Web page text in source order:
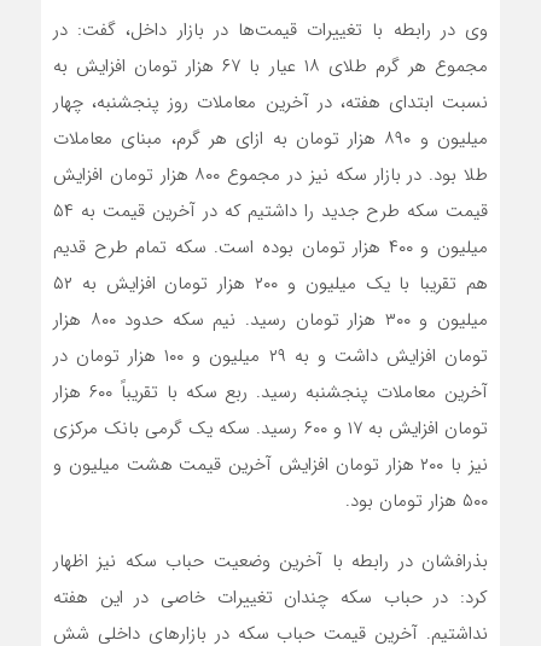
وی در رابطه با تغییرات قیمت‌ها در بازار داخل، گفت: در
مجموع هر گرم طلای ۱۸ عیار با ۶۷ هزار تومان افزایش به
نسبت ابتدای هفته، در آخرین معاملات روز پنجشنبه، چهار
میلیون و ٨٩٠ هزار تومان به ازای هر گرم، مبنای معاملات
طلا بود. در بازار سکه نیز در مجموع ۸۰۰ هزار تومان افزایش
قیمت سکه طرح جدید را داشتیم که در آخرین قیمت به ۵۴
میلیون و ۴۰۰ هزار تومان بوده است. سکه تمام طرح قدیم
هم تقریبا با یک میلیون و ٢٠٠ هزار تومان افزایش به ۵۲
میلیون و ۳۰۰ هزار تومان رسید. نیم سکه حدود ۸۰۰ هزار
تومان افزایش داشت و به ۲۹ میلیون و ۱۰۰ هزار تومان در
آخرین معاملات پنجشنبه رسید. ربع سکه با تقریباً ۶۰۰ هزار
تومان افزایش به ۱۷ و ۶۰۰ رسید. سکه یک گرمی بانک مرکزی
نیز با ۲۰۰ هزار تومان افزایش آخرین قیمت هشت میلیون و
۵۰۰ هزار تومان بود.
بذرافشان در رابطه با آخرین وضعیت حباب سکه نیز اظهار
کرد: در حباب سکه چندان تغییرات خاصی در این هفته
نداشتیم. آخرین قیمت حباب سکه در بازارهای داخلی شش